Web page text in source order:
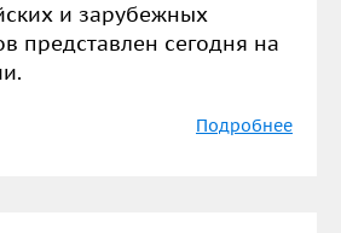
и зарубежных
представлен сегодня на
Подробнее